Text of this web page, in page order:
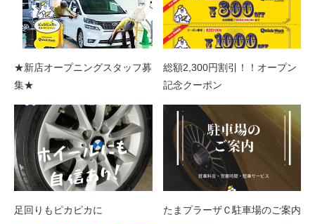
★新店オープニングスタッフ募
集★
総額2,300円割引！！オープン
記念クーポン
足回りもピカピカに たまプラーザＣ駐車場のご案内